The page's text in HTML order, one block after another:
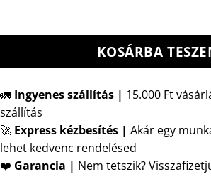
KOSÁRBA
🚛 Ingyenes szállítás | 15.000 Ft
szállítás
🚀 Express kézbesítés | Akár egy
lehet kedvenc rendelésed
❤️ Garancia | Nem tetszik?